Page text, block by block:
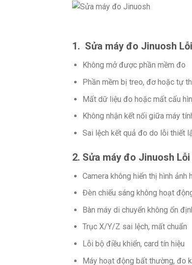
1. Sửa máy đo Jinuosh
Không mở được phần mềm đo
Phần mềm bị treo, đơ hoặc tự
Mất dữ liệu đo hoặc mất cấu
Không nhận kết nối giữa máy
Sai lệch kết quả đo do lỗi thiết
2. Sửa máy đo Jinuosh
Camera không hiển thị hình ảnh
Đèn chiếu sáng không hoạt
Bàn máy di chuyển không ổn
Trục X/Y/Z sai lệch, mất chuẩn
Lỗi bộ điều khiển, card tín hiệu
Máy hoạt động bất thường, đo